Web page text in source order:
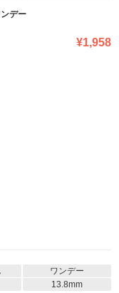
デー
¥1,958
ワンデー
13.8mm